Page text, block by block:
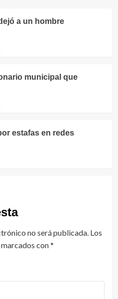
a un hombre
municipal que
estafas en redes
no será publicada. Los
con*